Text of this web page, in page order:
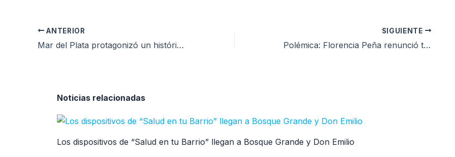
ANTERIOR
Mar del Plata protagonizó un histórico operativo de donación de órganos
SIGUIENTE
Polémica: Florencia Peña renunció tras una falsa noticia sobre Jorge Messi
Noticias relacionadas
Los dispositivos de “Salud en tu Barrio” llegan a Bosque Grande y Don Emilio